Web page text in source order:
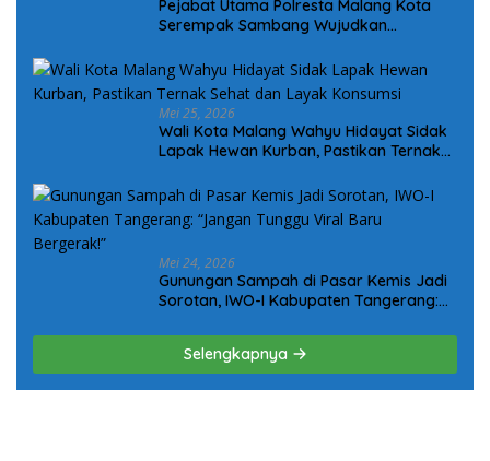
Pejabat Utama Polresta Malang Kota
Serempak Sambang Wujudkan
Korban Kanjuruhan
Mei 25, 2026
Wali Kota Malang Wahyu Hidayat Sidak
Lapak Hewan Kurban, Pastikan Ternak
Mei 24, 2026
Gunungan Sampah di Pasar Kemis Jadi
Sorotan, IWO-I Kabupaten Tangerang:
Selengkapnya